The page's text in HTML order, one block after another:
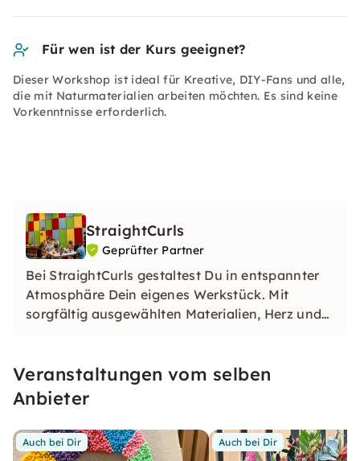
Für wen ist der Kurs geeignet?
Dieser Workshop ist ideal für Kreative, DIY-Fans und alle,
die mit Naturmaterialien arbeiten möchten. Es sind keine
Vorkenntnisse erforderlich.
StraightCurls
Geprüfter Partner
Bei StraightCurls gestaltest Du in entspannter
Atmosphäre Dein eigenes Werkstück. Mit
sorgfältig ausgewählten Materialien, Herz und
schenkt.
Veranstaltungen vom selben
Anbieter
Auch bei Dir Auch bei Dir